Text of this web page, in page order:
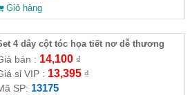
Giỏ hàng
4 dây cột tóc họa tiết nơ dễ thương
bán : 14,100₫
sỉ VIP : 13,395₫
SP: 13175